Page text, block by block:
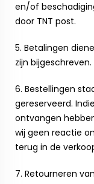
en/of
door TNT post.
5. Betalingen
zijn bijgeschreven.
6. Bestellingen
gereserveerd.
ontvangen
wij geen reactie
terug in de
7. Retourneren